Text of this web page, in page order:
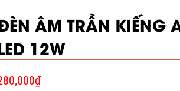
ÂM TRẦN KIẾNG
12W
₫